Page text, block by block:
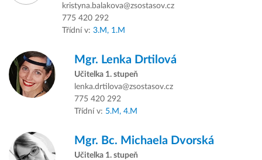
kristyna.balakova@zsostasov.cz
775 420 292
Třídní v: 3.M, 1.M
Mgr. Lenka Drtilová
Učitelka 1. stupeň
lenka.drtilova@zsostasov.cz
775 420 292
Třídní v: 5.M, 4.M
Mgr. Bc. Michaela Dvorská
Učitelka 1. stupeň